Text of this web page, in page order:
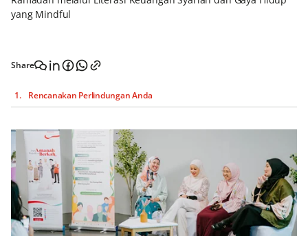
yang Mindful
Share
Rencanakan Perlindungan Anda